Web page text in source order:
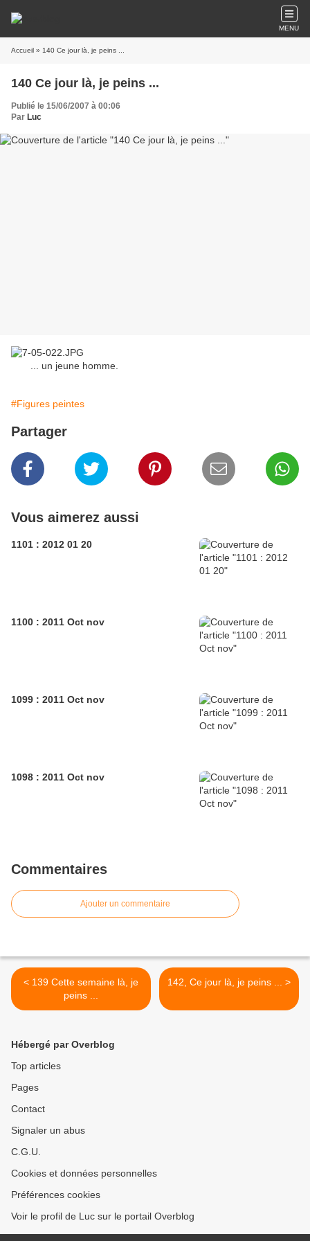
MENU
Accueil » 140 Ce jour là, je peins ...
140 Ce jour là, je peins ...
Publié le 15/06/2007 à 00:06
Par Luc
... un jeune homme.
#Figures peintes
Partager
Vous aimerez aussi
1101 : 2012 01 20
1100 : 2011 Oct nov
1099 : 2011 Oct nov
1098 : 2011 Oct nov
Commentaires
Ajouter un commentaire
< 139 Cette semaine là, je
peins ...
142, Ce jour là, je peins ... >
Hébergé par Overblog
Top articles
Pages
Contact
Signaler un abus
C.G.U.
Cookies et données personnelles
Préférences cookies
Voir le profil de Luc sur le portail Overblog